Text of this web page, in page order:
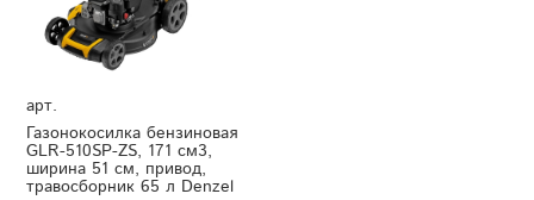
арт.
Газонокосилка бензиновая
GLR-510SP-ZS, 171 см3,
ширина 51 см, привод,
травосборник 65 л Denzel